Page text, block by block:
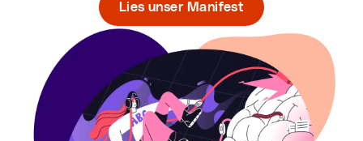
Lies unser Manifest